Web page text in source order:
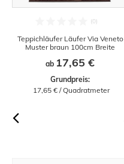
Teppichläufer Läufer Via Veneto
Muster braun 100cm Breite
ab 17,65 €
Grundpreis:
17,65 € / Quadratmeter